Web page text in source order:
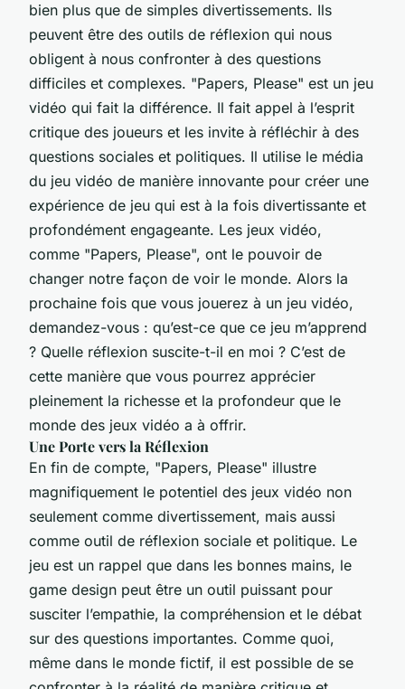
bien plus que de simples divertissements. Ils
peuvent être des outils de réflexion qui nous
obligent à nous confronter à des questions
difficiles et complexes. "Papers, Please" est un jeu
vidéo qui fait la différence. Il fait appel à l’esprit
critique des joueurs et les invite à réfléchir à des
questions sociales et politiques. Il utilise le média
du jeu vidéo de manière innovante pour créer une
expérience de jeu qui est à la fois divertissante et
profondément engageante. Les jeux vidéo,
comme "Papers, Please", ont le pouvoir de
changer notre façon de voir le monde. Alors la
prochaine fois que vous jouerez à un jeu vidéo,
demandez-vous : qu’est-ce que ce jeu m’apprend
? Quelle réflexion suscite-t-il en moi ? C’est de
cette manière que vous pourrez apprécier
pleinement la richesse et la profondeur que le
monde des jeux vidéo a à offrir.
Une Porte vers la Réflexion
En fin de compte, "Papers, Please" illustre
magnifiquement le potentiel des jeux vidéo non
seulement comme divertissement, mais aussi
comme outil de réflexion sociale et politique. Le
jeu est un rappel que dans les bonnes mains, le
game design peut être un outil puissant pour
susciter l’empathie, la compréhension et le débat
sur des questions importantes. Comme quoi,
même dans le monde fictif, il est possible de se